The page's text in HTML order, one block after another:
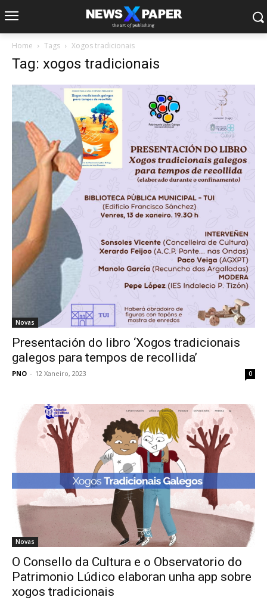
Home Tags Xogos tradicionais
Tag: xogos tradicionais
Novas
Presentación do libro ‘Xogos tradicionais
galegos para tempos de recollida’
PNO - 12 Xaneiro, 2023 0
Novas
O Consello da Cultura e o Observatorio do
Patrimonio Lúdico elaboran unha app sobre
xogos tradicionais